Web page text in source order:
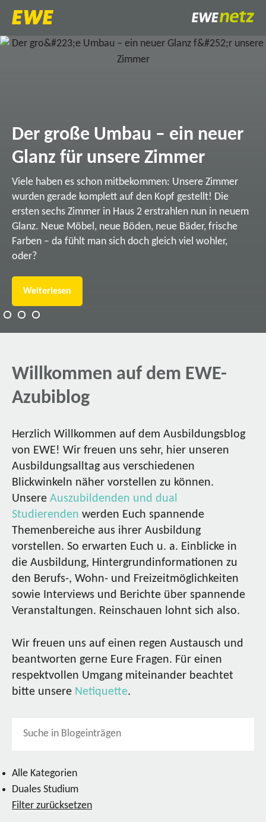
Der große Umbau – ein neuer
Glanz für unsere Zimmer
Viele haben es schon mitbekommen: Unsere Zimmer
wurden gerade komplett auf den Kopf gestellt! Die
ersten sechs Zimmer in Haus 2 erstrahlen nun in neuem
Glanz. Neue Möbel, neue Böden, neue Bäder, frische
Farben – da fühlt man sich doch gleich viel wohler,
oder?
Weiterlesen
Willkommen auf dem EWE-
Azubiblog
Herzlich Willkommen auf dem Ausbildungsblog
von EWE! Wir freuen uns sehr, hier unseren
Ausbildungsalltag aus verschiedenen
Blickwinkeln näher vorstellen zu können.
Unsere Auszubildenden und dual
Studierenden werden Euch spannende
Themenbereiche aus ihrer Ausbildung
vorstellen. So erwarten Euch u. a. Einblicke in
die Ausbildung, Hintergrundinformationen zu
den Berufs-, Wohn- und Freizeitmöglichkeiten
sowie Interviews und Berichte über spannende
Veranstaltungen. Reinschauen lohnt sich also.
Wir freuen uns auf einen regen Austausch und
beantworten gerne Eure Fragen. Für einen
respektvollen Umgang miteinander beachtet
bitte unsere Netiquette.
Alle Kategorien
Duales Studium
Filter zurücksetzen